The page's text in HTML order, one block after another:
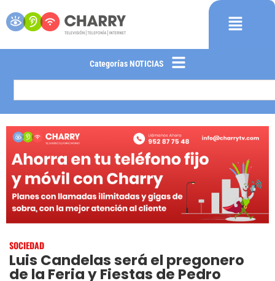
Categorías NOTICIAS
SOCIEDAD
Luis Candelas será el pregonero
de la Feria y Fiestas de Pedro